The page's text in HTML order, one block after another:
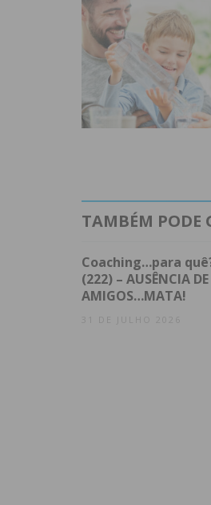
TAMBÉM PODE
Coaching…para
(222) – AUSÊNCIA DE
AMIGOS…MATA!